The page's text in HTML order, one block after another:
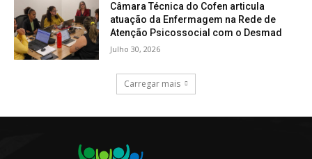
Câmara Técnica do Cofen articula
atuação da Enfermagem na Rede de
Atenção Psicossocial com o Desmad
Julho 30, 2026
Carregar mais